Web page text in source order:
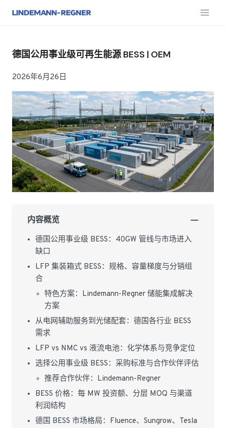
德国公用事业级可再生能源 BESS | OEM
2026年6月26日
内容概览
德国公用事业级 BESS：40GW 管线与市场进入
缺口
LFP 集装箱式 BESS：规格、容量梯度与分销组
合
特色方案：Lindemann-Regner 储能集成解决
方案
从电网辅助服务到光储配套：德国各行业 BESS
需求
LFP vs NMC vs 液流电池：化学体系与竞争定位
选择公用事业级 BESS：采购标准与合作伙伴评估
推荐合作伙伴：Lindemann-Regner
BESS 价格：每 MW 投资额、分层 MOQ 与渠道
利润结构
德国 BESS 市场格局：Fluence、Sungrow、Tesla